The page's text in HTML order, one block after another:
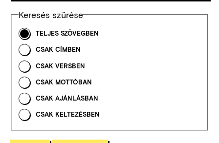
Keresés szűrése
TELJES SZÖVEGBEN
CSAK CÍMBEN
CSAK VERSBEN
CSAK MOTTÓBAN
CSAK AJÁNLÁSBAN
CSAK KELTEZÉSBEN